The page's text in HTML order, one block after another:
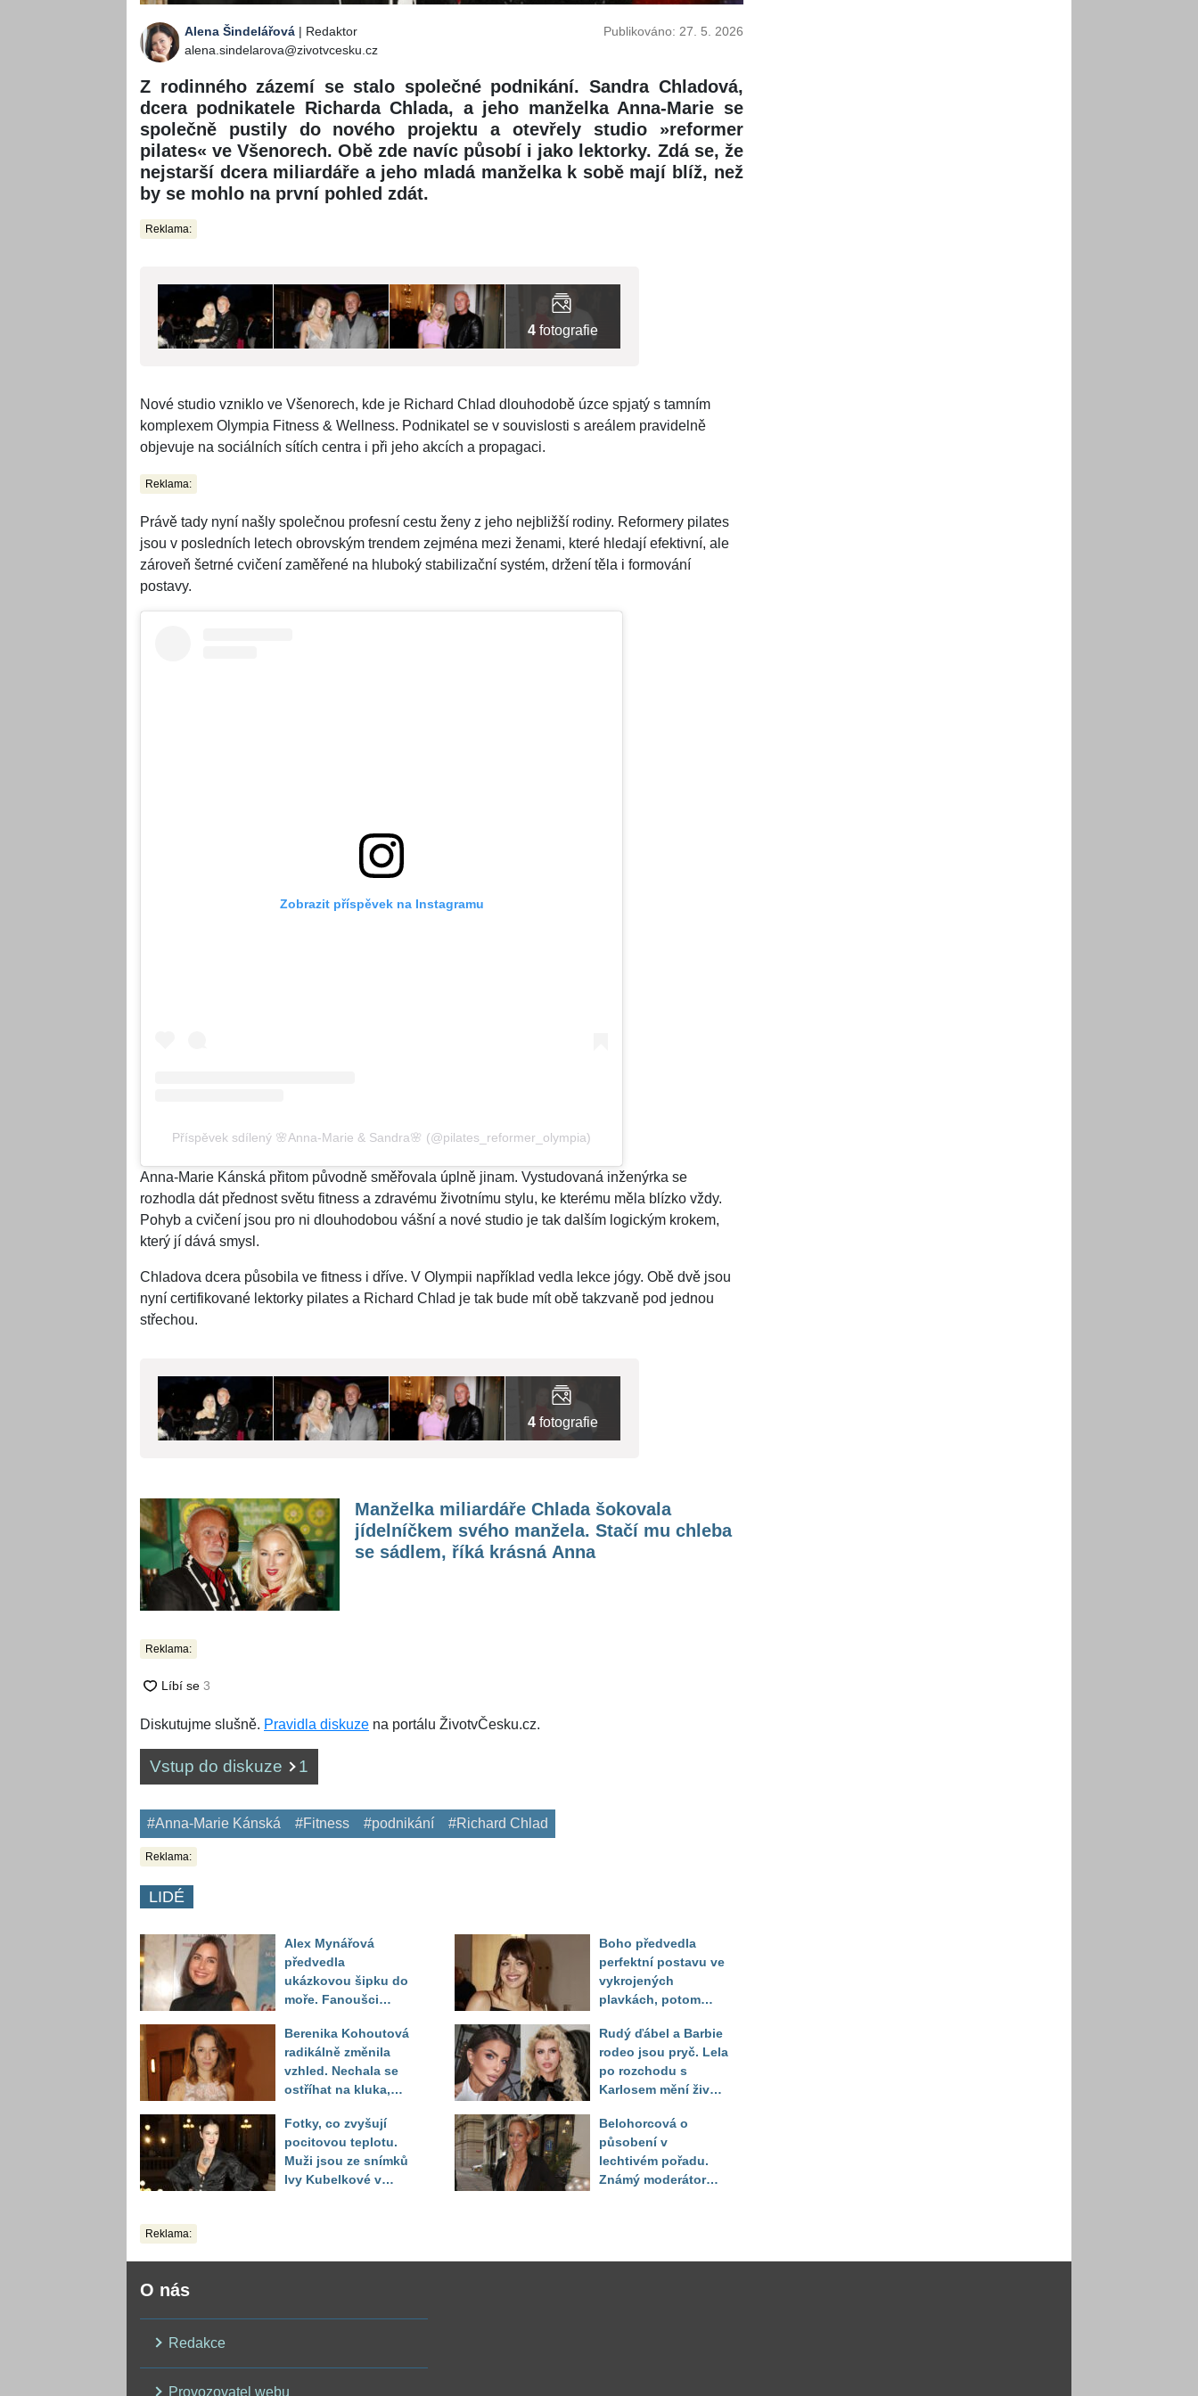
Alena Šindelářová | Redaktor
alena.sindelarova@zivotvcesku.cz
Publikováno: 27. 5. 2026
Z rodinného zázemí se stalo společné podnikání. Sandra Chladová,
dcera podnikatele Richarda Chlada, a jeho manželka Anna-Marie se
společně pustily do nového projektu a otevřely studio »reformer
pilates« ve Všenorech. Obě zde navíc působí i jako lektorky. Zdá se, že
nejstarší dcera miliardáře a jeho mladá manželka k sobě mají blíž, než
by se mohlo na první pohled zdát.
Reklama:
4 fotografie
Nové studio vzniklo ve Všenorech, kde je Richard Chlad dlouhodobě úzce spjatý s tamním
komplexem Olympia Fitness & Wellness. Podnikatel se v souvislosti s areálem pravidelně
objevuje na sociálních sítích centra i při jeho akcích a propagaci.
Reklama:
Právě tady nyní našly společnou profesní cestu ženy z jeho nejbližší rodiny. Reformery pilates
jsou v posledních letech obrovským trendem zejména mezi ženami, které hledají efektivní, ale
zároveň šetrné cvičení zaměřené na hluboký stabilizační systém, držení těla i formování
postavy.
Zobrazit příspěvek na Instagramu
Příspěvek sdílený 🌸Anna-Marie & Sandra🌸 (@pilates_reformer_olympia)
Anna-Marie Kánská přitom původně směřovala úplně jinam. Vystudovaná inženýrka se
rozhodla dát přednost světu fitness a zdravému životnímu stylu, ke kterému měla blízko vždy.
Pohyb a cvičení jsou pro ni dlouhodobou vášní a nové studio je tak dalším logickým krokem,
který jí dává smysl.
Chladova dcera působila ve fitness i dříve. V Olympii například vedla lekce jógy. Obě dvě jsou
nyní certifikované lektorky pilates a Richard Chlad je tak bude mít obě takzvaně pod jednou
střechou.
4 fotografie
Manželka miliardáře Chlada šokovala
jídelníčkem svého manžela. Stačí mu chleba
se sádlem, říká krásná Anna
Reklama:
Diskutujme slušně. Pravidla diskuze na portálu ŽivotvČesku.cz.
Vstup do diskuze 1
#Anna-Marie Kánská #Fitness #podnikání #Richard Chlad
Reklama:
LIDÉ
Alex Mynářová
předvedla
ukázkovou šipku do
moře. Fanoušci
toho vypadá
Berenika Kohoutová
radikálně změnila
vzhled. Nechala se
ostříhat na kluka,
překvapily
Fotky, co zvyšují
pocitovou teplotu.
Muži jsou ze snímků
Ivy Kubelkové v
Boho předvedla
perfektní postavu ve
vykrojených
plavkách, potom
těla
Rudý ďábel a Barbie
rodeo jsou pryč. Lela
po rozchodu s
Karlosem mění život i
Sandeva
Belohorcová o
působení v
lechtivém pořadu.
Známý moderátor
Reklama:
O nás
Redakce
Provozovatel webu